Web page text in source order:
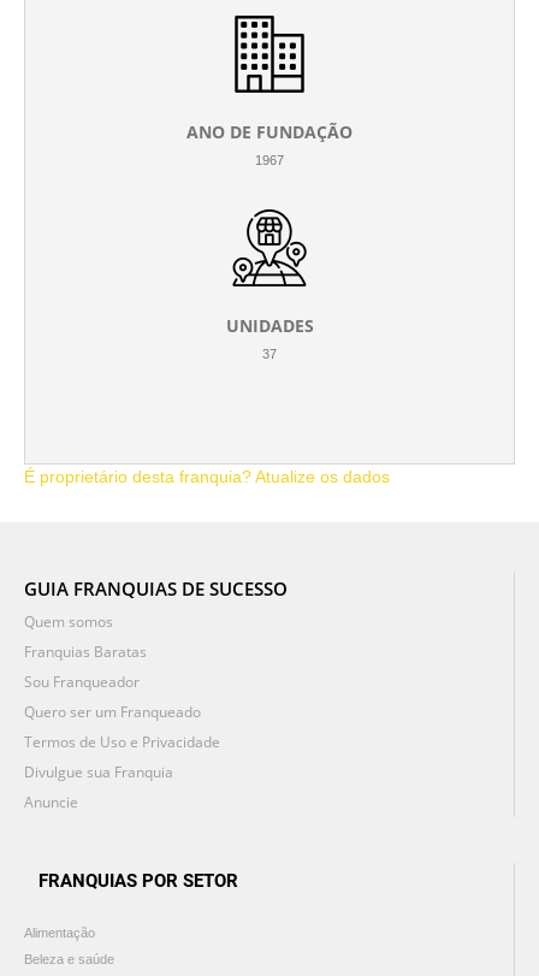
ANO DE FUNDAÇÃO
1967
UNIDADES
37
É proprietário desta franquia? Atualize os dados
GUIA FRANQUIAS DE SUCESSO
Quem somos
Franquias Baratas
Sou Franqueador
Quero ser um Franqueado
Termos de Uso e Privacidade
Divulgue sua Franquia
Anuncie
FRANQUIAS POR SETOR
Alimentação
Beleza e saúde